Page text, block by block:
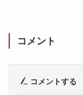
コメント
コメントする